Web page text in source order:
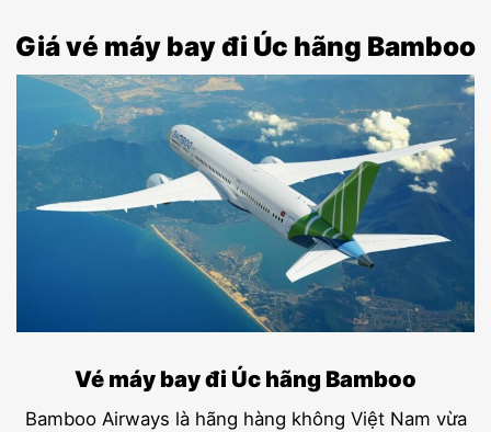
Giá vé máy bay đi Úc hãng Bamboo
Vé máy bay đi Úc hãng Bamboo
Bamboo Airways là hãng hàng không Việt Nam vừa